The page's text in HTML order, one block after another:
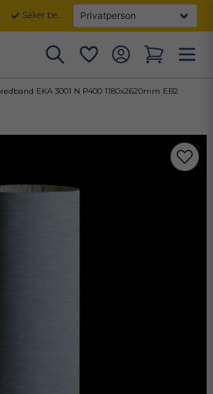
Säker betalning
EKA 3001 N P400 1180x2620mm EB2